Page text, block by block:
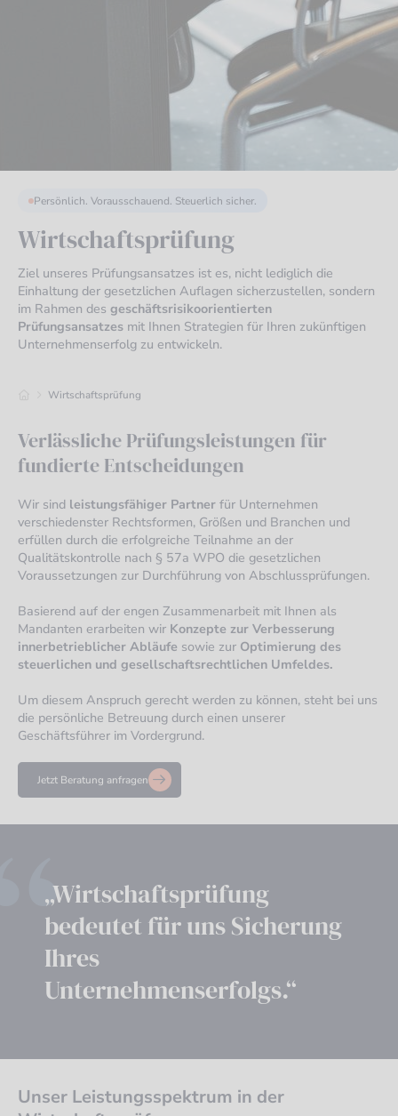
Persönlich. Vorausschauend. Steuerlich sicher.
Wirtschaftsprüfung
Ziel unseres Prüfungsansatzes ist es, nicht lediglich die
Einhaltung der gesetzlichen Auflagen sicherzustellen, sondern
im Rahmen des geschäftsrisikoorientierten
Prüfungsansatzes mit Ihnen Strategien für Ihren zukünftigen
Unternehmenserfolg zu entwickeln.
Wirtschaftsprüfung
Verlässliche Prüfungsleistungen für
fundierte Entscheidungen
Wir sind leistungsfähiger Partner für Unternehmen
verschiedenster Rechtsformen, Größen und Branchen und
erfüllen durch die erfolgreiche Teilnahme an der
Qualitätskontrolle nach § 57a WPO die gesetzlichen
Voraussetzungen zur Durchführung von Abschlussprüfungen.
Basierend auf der engen Zusammenarbeit mit Ihnen als
Mandanten erarbeiten wir Konzepte zur Verbesserung
innerbetrieblicher Abläufe sowie zur Optimierung des
steuerlichen und gesellschaftsrechtlichen Umfeldes.
Um diesem Anspruch gerecht werden zu können, steht bei uns
die persönliche Betreuung durch einen unserer
Geschäftsführer im Vordergrund.
Jetzt Beratung anfragen
„Wirtschaftsprüfung
bedeutet für uns Sicherung
Ihres
Unternehmenserfolgs.“
Unser Leistungsspektrum in der